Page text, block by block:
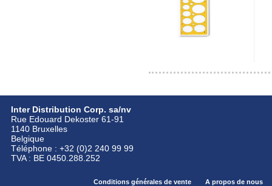
Inter Distribution Corp. sa/nv
Rue Edouard Dekoster 61-91
1140 Bruxelles
Belgique
Téléphone : +32 (0)2 240 99 99
TVA : BE 0450.288.252
Conditions générales de vente A propos de nous